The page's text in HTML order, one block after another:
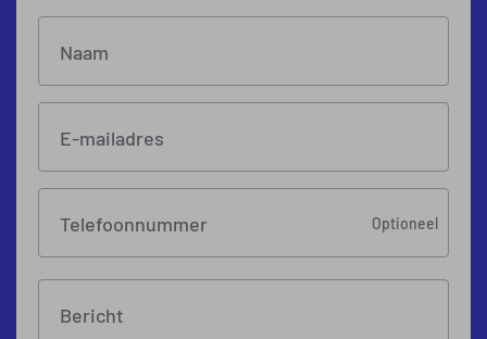
Naam
E-mailadres
Telefoonnummer Optioneel
Bericht